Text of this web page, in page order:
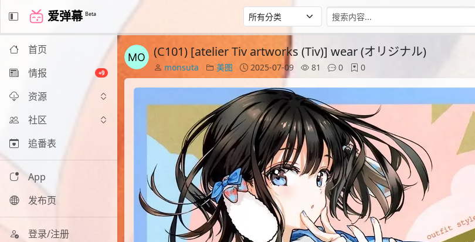
爱弹幕 Beta
首页
情报
+9
资源
社区
追番表
App
发布页
登录/注册
(C101) [atelier Tiv artworks (Tiv)] wear (オリジナル)
monsuta 美图 2025-07-09 81 0 0